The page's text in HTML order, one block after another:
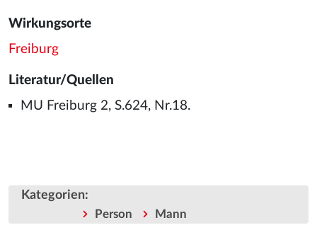
Wirkungsorte
Freiburg
Literatur/Quellen
MU Freiburg 2, S.624, Nr.18.
Kategorien:
Person Mann